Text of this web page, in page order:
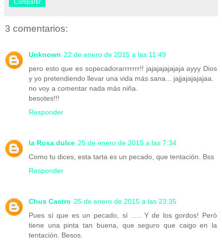
Compartir
3 comentarios:
Unknown 22 de enero de 2015 a las 11:49
pero esto que es sopecadorarrrrrrr!! jajajajajajaja ayyy Dios
y yo pretendiendo llevar una vida más sana... jajjajajajajaa.
no voy a comentar nada más niña.
besotes!!!
Responder
la Rosa dulce 25 de enero de 2015 a las 7:34
Como tu dices, esta tarta es un pecado, que tentación. Bss
Responder
Chus Castro 25 de enero de 2015 a las 23:35
Pues sí que es un pecado, sí ..... Y de los gordos! Però
tiene una pinta tan buena, que seguro que caigo en la
tentación. Besos.